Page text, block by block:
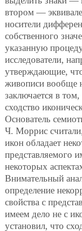
втором —
носители
собственного
указанную
исследователи,
утверждающие,
живописи вообще
заключается в
сходство
Основатель
Ч. Моррис
икон обладает
представляемого
некоторых
Внимательный
определение
свойства с
имеем дело не с
установил, что